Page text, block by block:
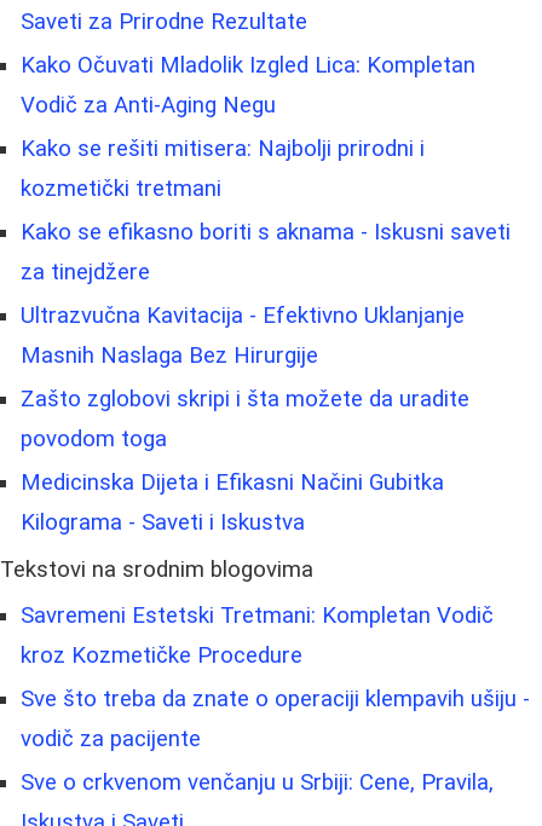
Saveti za Prirodne Rezultate
Kako Očuvati Mladolik Izgled Lica: Kompletan
Vodič za Anti-Aging Negu
Kako se rešiti mitisera: Najbolji prirodni i
kozmetički tretmani
Kako se efikasno boriti s aknama - Iskusni saveti
za tinejdžere
Ultrazvučna Kavitacija - Efektivno Uklanjanje
Masnih Naslaga Bez Hirurgije
Zašto zglobovi skripi i šta možete da uradite
povodom toga
Medicinska Dijeta i Efikasni Načini Gubitka
Kilograma - Saveti i Iskustva
Tekstovi na srodnim blogovima
Savremeni Estetski Tretmani: Kompletan Vodič
kroz Kozmetičke Procedure
Sve što treba da znate o operaciji klempavih ušiju -
vodič za pacijente
Sve o crkvenom venčanju u Srbiji: Cene, Pravila,